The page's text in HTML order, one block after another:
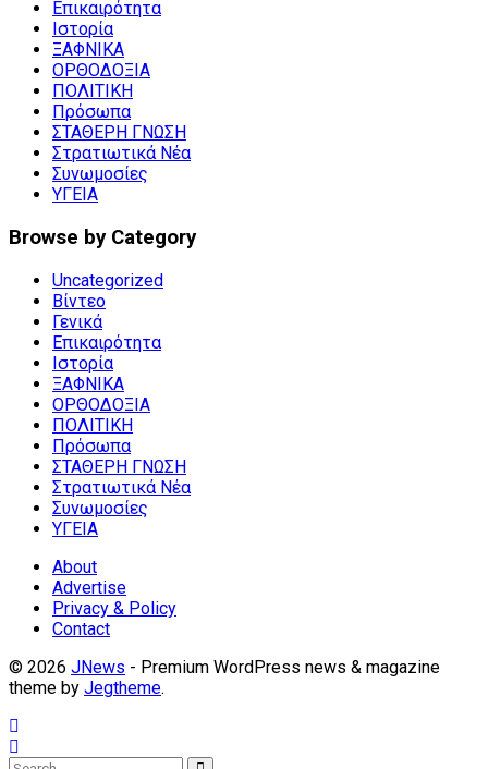
Επικαιρότητα
Ιστορία
ΞΑΦΝΙΚΑ
ΟΡΘΟΔΟΞΙΑ
ΠΟΛΙΤΙΚΗ
Πρόσωπα
ΣΤΑΘΕΡΗ ΓΝΩΣΗ
Στρατιωτικά Νέα
Συνωμοσίες
ΥΓΕΙΑ
Browse by Category
Uncategorized
Βίντεο
Γενικά
Επικαιρότητα
Ιστορία
ΞΑΦΝΙΚΑ
ΟΡΘΟΔΟΞΙΑ
ΠΟΛΙΤΙΚΗ
Πρόσωπα
ΣΤΑΘΕΡΗ ΓΝΩΣΗ
Στρατιωτικά Νέα
Συνωμοσίες
ΥΓΕΙΑ
About
Advertise
Privacy & Policy
Contact
© 2026 JNews - Premium WordPress news & magazine
theme by Jegtheme.